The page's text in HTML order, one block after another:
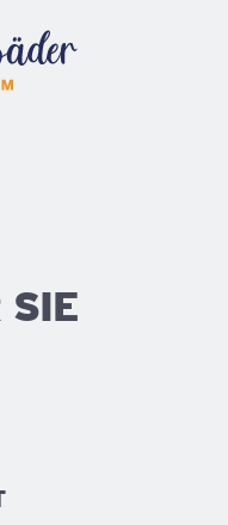
SIE